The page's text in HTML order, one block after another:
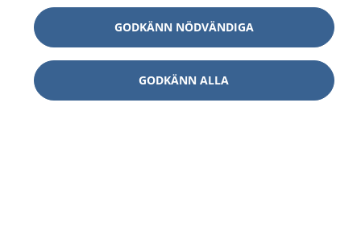
GODKÄNN NÖDVÄNDIGA
GODKÄNN ALLA